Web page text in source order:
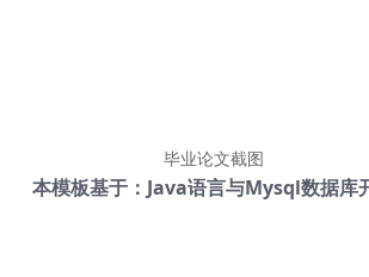
毕业论文截图
本模板基于：Java语言与Mysql数据库